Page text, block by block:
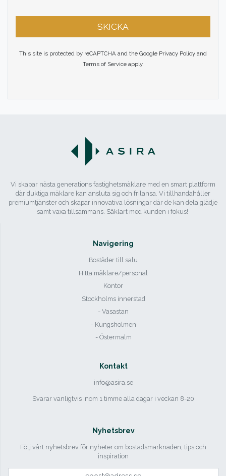
SKICKA
This site is protected by reCAPTCHA and the Google Privacy Policy and
Terms of Serviceapply.
Vi skapar nästa generations fastighetsmäklare med en smart plattform
där duktiga mäklare kan ansluta sig och frilansa. Vi tillhandahåller
premiumtjänster och skapar innovativa lösningar där de kan dela glädje
samt växa tillsammans. Såklart med kunden i fokus!
Navigering
Bostäder till salu
Hitta mäklare/personal
Kontor
Stockholms innerstad
- Vasastan
- Kungsholmen
- Östermalm
Kontakt
info@asira.se
Svarar vanligtvis inom 1 timme alla dagar i veckan 8-20
Nyhetsbrev
Följ vårt nyhetsbrev för nyheter om bostadsmarknaden, tips och
inspiration